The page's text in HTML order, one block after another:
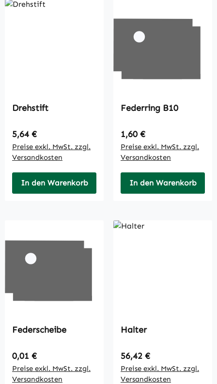
Drehstift
Regulärer Preis:
5,64 €
Preise exkl. MwSt. zzgl.
Versandkosten
In den Warenkorb
Federring B10
Regulärer Preis:
1,60 €
Preise exkl. MwSt. zzgl.
Versandkosten
In den Warenkorb
Federscheibe
Regulärer Preis:
0,01 €
Preise exkl. MwSt. zzgl.
Versandkosten
Halter
Regulärer Preis:
56,42 €
Preise exkl. MwSt. zzgl.
Versandkosten